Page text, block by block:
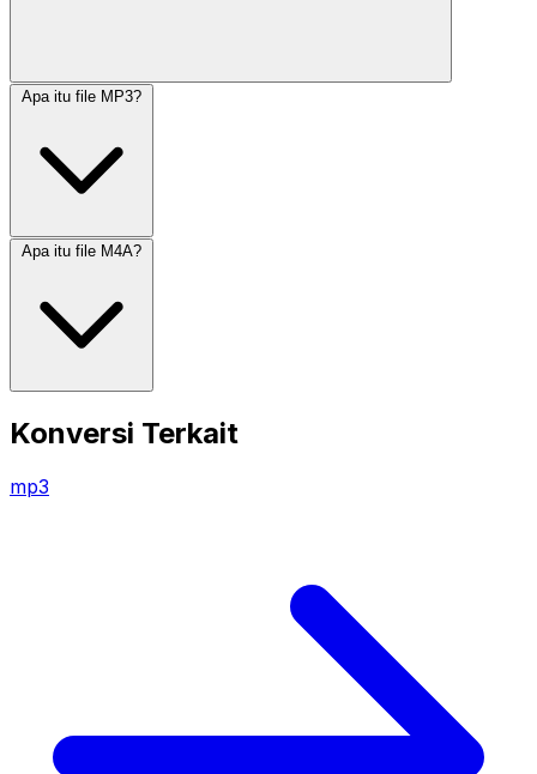
Apa itu file MP3?
Apa itu file M4A?
Konversi Terkait
mp3